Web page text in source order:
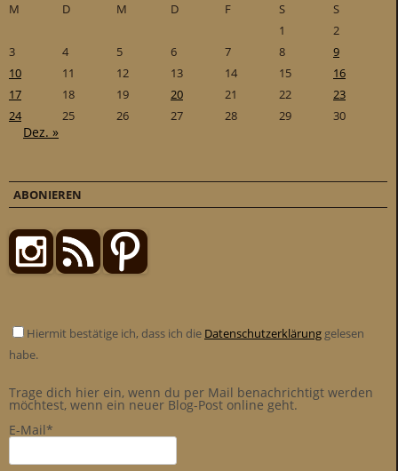
M
D M D F S
S
1
2
3
4 5 6 7 8
9
10
11 12 13 14 15
16
17
18 19 20 21 22
23
24
25 26 27 28 29 30
Dez. »
ABONIEREN
Hiermit bestätige ich, dass ich die Datenschutzerklärung gelesen
habe.
Trage dich hier ein, wenn du per Mail benachrichtigt werden
möchtest, wenn ein neuer Blog-Post online geht.
E-Mail*